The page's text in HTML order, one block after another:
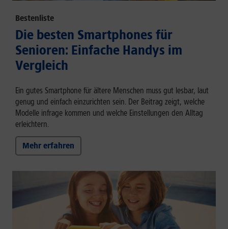
Bestenliste
Die besten Smartphones für
Senioren: Einfache Handys im
Vergleich
Ein gutes Smartphone für ältere Menschen muss gut lesbar, laut
genug und einfach einzurichten sein. Der Beitrag zeigt, welche
Modelle infrage kommen und welche Einstellungen den Alltag
erleichtern.
Mehr erfahren